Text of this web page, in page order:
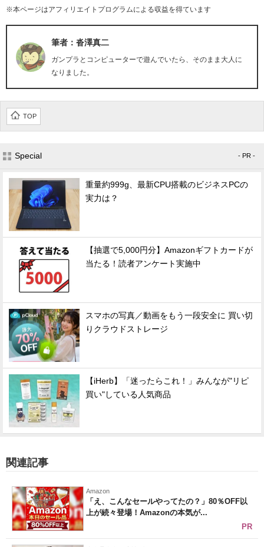
※本ページはアフィリエイトプログラムによる収益を得ています
筆者：沓澤真二
ガンプラとコンピューターで遊んでいたら、そのまま大人に
なりました。
TOP
Special - PR -
重量約999g、最新CPU搭載のビジネスPCの
実力は？
【抽選で5,000円分】Amazonギフトカードが
当たる！読者アンケート実施中
スマホの写真／動画をもう一段安全に 買い切
りクラウドストレージ
【iHerb】「迷ったらこれ！」みんなが"リピ
買い"している人気商品
関連記事
Amazon
「え、こんなセールやってたの？」80％OFF以
上が続々登場！Amazonの本気が...
PR